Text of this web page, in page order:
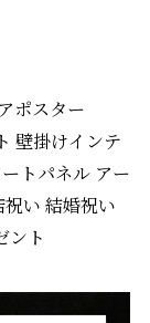
ポスター
壁掛けインテ
トパネル アー
い 結婚祝い
ント